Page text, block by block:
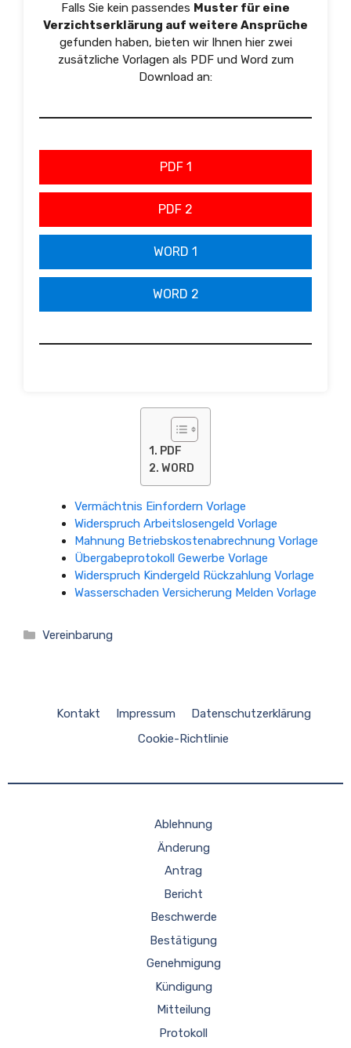
Falls Sie kein passendes Muster für eine
Verzichtserklärung auf weitere Ansprüche
gefunden haben, bieten wir Ihnen hier zwei
zusätzliche Vorlagen als PDF und Word zum
Download an:
PDF 1
PDF 2
WORD 1
WORD 2
PDF
WORD
Vermächtnis Einfordern Vorlage
Widerspruch Arbeitslosengeld Vorlage
Mahnung Betriebskostenabrechnung Vorlage
Übergabeprotokoll Gewerbe Vorlage
Widerspruch Kindergeld Rückzahlung Vorlage
Wasserschaden Versicherung Melden Vorlage
Kategorien
Vereinbarung
Kontakt Impressum
Datenschutzerklärung
Cookie-Richtlinie
Ablehnung
Änderung
Antrag
Bericht
Beschwerde
Bestätigung
Genehmigung
Kündigung
Mitteilung
Protokoll